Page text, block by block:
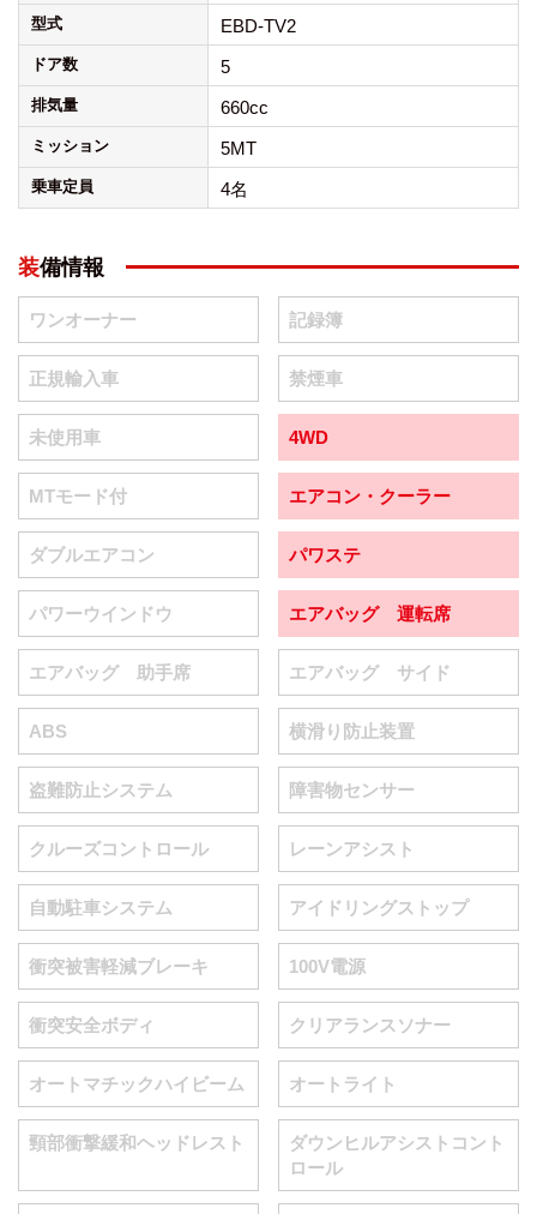
型式 EBD-TV2
ドア数 5
排気量 660cc
ミッション 5MT
乗車定員 4名
装備情報
ワンオーナー 記録簿
正規輸入車 禁煙車
未使用車 4WD
MTモード付 エアコン・クーラー
ダブルエアコン パワステ
パワーウインドウ エアバッグ 運転席
エアバッグ 助手席 エアバッグ サイド
ABS 横滑り防止装置
盗難防止システム 障害物センサー
クルーズコントロール レーンアシスト
自動駐車システム アイドリングストップ
衝突被害軽減ブレーキ 100V電源
衝突安全ボディ クリアランスソナー
オートマチックハイビーム オートライト
頸部衝撃緩和ヘッドレスト
ダウンヒルアシストコント
ロール